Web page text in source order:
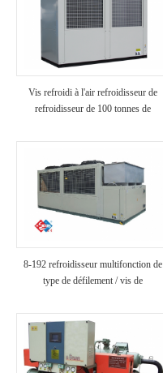
Vis refroidi à l'air refroidisseur de
refroidisseur de 100 tonnes de
l'air (avec chaleur récupération)
8-192 refroidisseur multifonction de
type de défilement / vis de
l'utilisation d'hôtel / hôpital / villa